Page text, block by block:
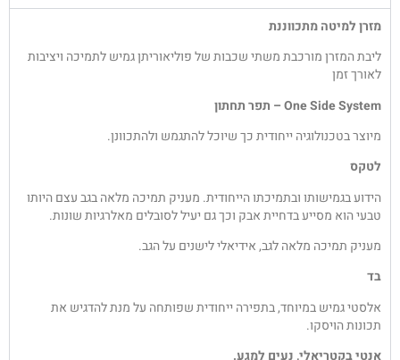
מזרן למיטה מתכווננת
ליבת המזרן מורכבת משתי שכבות של פוליאוריתן גמיש לתמיכה ויציבות
לאורך זמן
One Side System – תפר תחתון
מיוצר בטכנולוגיה ייחודית כך שיוכל להתגמש ולהתכוונן.
לטקס
הידוע בגמישותו ובתמיכתו הייחודית. מעניק תמיכה מלאה בגב עצם היותו
טבעי הוא מסייע בדחיית אבק וכך גם יעיל לסובלים מאלרגיות שונות.
מעניק תמיכה מלאה לגב, אידיאלי לישנים על הגב.
בד
אלסטי גמיש במיוחד, בתפירה ייחודית שפותחה על מנת להדגיש את
תכונות הויסקו.
אנטי בקטריאלי, נעים למגע.